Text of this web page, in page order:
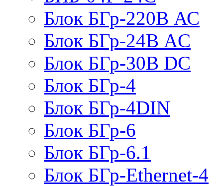
Блок БГр-220В АС
Блок БГр-24В AC
Блок БГр-30В DC
Блок БГр-4
Блок БГр-4DIN
Блок БГр-6
Блок БГр-6.1
Блок БГр-Ethernet-4